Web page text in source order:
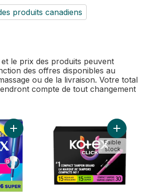
produits canadiens
et le prix des produits peuvent
des offres disponibles au
ou de la livraison. Votre total
compte de tout changement
Ajouter Tampons Pear emballageAjouter
Faible
stock